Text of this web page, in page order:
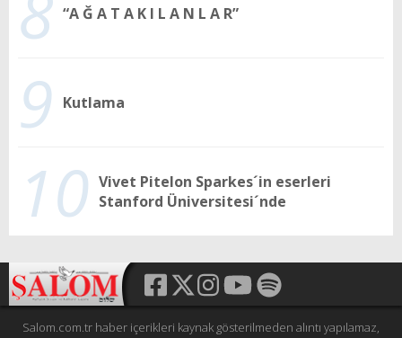
“A Ğ A T A K I L A N L A R”
9 Kutlama
10 Vivet Pitelon Sparkes´in eserleri
Stanford Üniversitesi´nde
Salom.com.tr haber içerikleri kaynak gösterilmeden alıntı yapılamaz,